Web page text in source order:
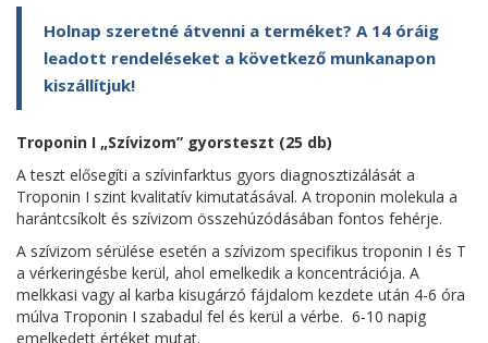
Holnap szeretné átvenni a terméket? A 14 óráig
leadott rendeléseket a következő munkanapon
kiszállítjuk!
Troponin I „Szívizom” gyorsteszt (25 db)
A teszt elősegíti a szívinfarktus gyors diagnosztizálását a
Troponin I szint kvalitatív kimutatásával. A troponin molekula a
harántcsíkolt és szívizom összehúzódásában fontos fehérje.
A szívizom sérülése esetén a szívizom specifikus troponin I és T
a vérkeringésbe kerül, ahol emelkedik a koncentrációja. A
melkkasi vagy al karba kisugárzó fájdalom kezdete után 4-6 óra
múlva Troponin I szabadul fel és kerül a vérbe. 6-10 napig
emelkedett értéket mutat.